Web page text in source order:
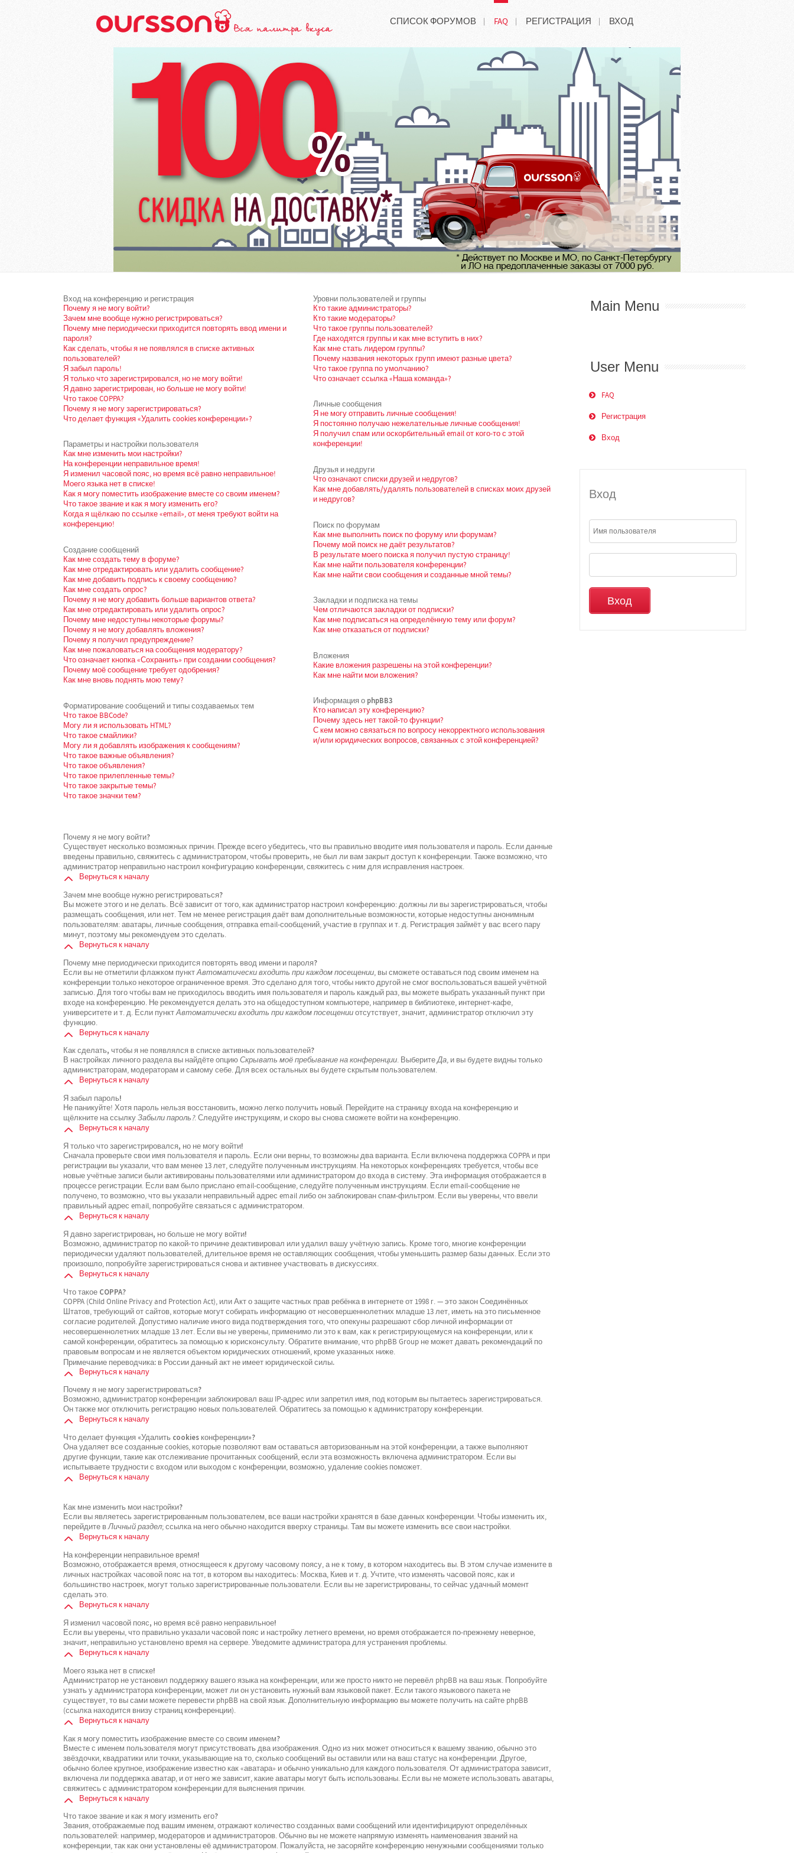
СПИСОК ФОРУМОВ FAQ РЕГИСТРАЦИЯ ВХОД
Вход на конференцию и регистрация
Почему я не могу войти?
Зачем мне вообще нужно регистрироваться?
Почему мне периодически приходится повторять ввод имени и
пароля?
Как сделать, чтобы я не появлялся в списке активных
пользователей?
Я забыл пароль!
Я только что зарегистрировался, но не могу войти!
Я давно зарегистрирован, но больше не могу войти!
Что такое COPPA?
Почему я не могу зарегистрироваться?
Что делает функция «Удалить cookies конференции»?
Параметры и настройки пользователя
Как мне изменить мои настройки?
На конференции неправильное время!
Я изменил часовой пояс, но время всё равно неправильное!
Моего языка нет в списке!
Как я могу поместить изображение вместе со своим именем?
Что такое звание и как я могу изменить его?
Когда я щёлкаю по ссылке «email», от меня требуют войти на
конференцию!
Создание сообщений
Как мне создать тему в форуме?
Как мне отредактировать или удалить сообщение?
Как мне добавить подпись к своему сообщению?
Как мне создать опрос?
Почему я не могу добавить больше вариантов ответа?
Как мне отредактировать или удалить опрос?
Почему мне недоступны некоторые форумы?
Почему я не могу добавлять вложения?
Почему я получил предупреждение?
Как мне пожаловаться на сообщения модератору?
Что означает кнопка «Сохранить» при создании сообщения?
Почему моё сообщение требует одобрения?
Как мне вновь поднять мою тему?
Форматирование сообщений и типы создаваемых тем
Что такое BBCode?
Могу ли я использовать HTML?
Что такое смайлики?
Могу ли я добавлять изображения к сообщениям?
Что такое важные объявления?
Что такое объявления?
Что такое прилепленные темы?
Что такое закрытые темы?
Что такое значки тем?
Уровни пользователей и группы
Кто такие администраторы?
Кто такие модераторы?
Что такое группы пользователей?
Где находятся группы и как мне вступить в них?
Как мне стать лидером группы?
Почему названия некоторых групп имеют разные цвета?
Что такое группа по умолчанию?
Что означает ссылка «Наша команда»?
Личные сообщения
Я не могу отправить личные сообщения!
Я постоянно получаю нежелательные личные сообщения!
Я получил спам или оскорбительный email от кого-то с этой
конференции!
Друзья и недруги
Что означают списки друзей и недругов?
Как мне добавлять/удалять пользователей в списках моих друзей
и недругов?
Поиск по форумам
Как мне выполнить поиск по форуму или форумам?
Почему мой поиск не даёт результатов?
В результате моего поиска я получил пустую страницу!
Как мне найти пользователя конференции?
Как мне найти свои сообщения и созданные мной темы?
Закладки и подписка на темы
Чем отличаются закладки от подписки?
Как мне подписаться на определённую тему или форум?
Как мне отказаться от подписки?
Вложения
Какие вложения разрешены на этой конференции?
Как мне найти мои вложения?
Информация о phpBB3
Кто написал эту конференцию?
Почему здесь нет такой-то функции?
С кем можно связаться по вопросу некорректного использования
и/или юридических вопросов, связанных с этой конференцией?
Почему я не могу войти?
Существует несколько возможных причин. Прежде всего убедитесь, что вы правильно вводите имя пользователя и пароль. Если данные
введены правильно, свяжитесь с администратором, чтобы проверить, не был ли вам закрыт доступ к конференции. Также возможно, что
администратор неправильно настроил конфигурацию конференции, свяжитесь с ним для исправления настроек.
Вернуться к началу
Зачем мне вообще нужно регистрироваться?
Вы можете этого и не делать. Всё зависит от того, как администратор настроил конференцию: должны ли вы зарегистрироваться, чтобы
размещать сообщения, или нет. Тем не менее регистрация даёт вам дополнительные возможности, которые недоступны анонимным
пользователям: аватары, личные сообщения, отправка email-сообщений, участие в группах и т. д. Регистрация займёт у вас всего пару
минут, поэтому мы рекомендуем это сделать.
Вернуться к началу
Почему мне периодически приходится повторять ввод имени и пароля?
Если вы не отметили флажком пунктАвтоматически входить при каждом посещении, вы сможете оставаться под своим именем на
конференции только некоторое ограниченное время. Это сделано для того, чтобы никто другой не смог воспользоваться вашей учётной
записью. Для того чтобы вам не приходилось вводить имя пользователя и пароль каждый раз, вы можете выбрать указанный пункт при
входе на конференцию. Не рекомендуется делать это на общедоступном компьютере, например в библиотеке, интернет-кафе,
университете и т. д. Если пунктАвтоматически входить при каждом посещенииотсутствует, значит, администратор отключил эту
функцию.
Вернуться к началу
Как сделать, чтобы я не появлялся в списке активных пользователей?
В настройках личного раздела вы найдёте опциюСкрывать моё пребывание на конференции. ВыберитеДа, и вы будете видны только
администраторам, модераторам и самому себе. Для всех остальных вы будете скрытым пользователем.
Вернуться к началу
Я забыл пароль!
Не паникуйте! Хотя пароль нельзя восстановить, можно легко получить новый. Перейдите на страницу входа на конференцию и
щёлкните на ссылкуЗабыли пароль?. Следуйте инструкциям, и скоро вы снова сможете войти на конференцию.
Вернуться к началу
Я только что зарегистрировался, но не могу войти!
Сначала проверьте свои имя пользователя и пароль. Если они верны, то возможны два варианта. Если включена поддержка COPPA и при
регистрации вы указали, что вам менее 13 лет, следуйте полученным инструкциям. На некоторых конференциях требуется, чтобы все
новые учётные записи были активированы пользователями или администратором до входа в систему. Эта информация отображается в
процессе регистрации. Если вам было прислано email-сообщение, следуйте полученным инструкциям. Если email-сообщение не
получено, то возможно, что вы указали неправильный адрес email либо он заблокирован спам-фильтром. Если вы уверены, что ввели
правильный адрес email, попробуйте связаться с администратором.
Вернуться к началу
Я давно зарегистрирован, но больше не могу войти!
Возможно, администратор по какой-то причине деактивировал или удалил вашу учётную запись. Кроме того, многие конференции
периодически удаляют пользователей, длительное время не оставляющих сообщения, чтобы уменьшить размер базы данных. Если это
произошло, попробуйте зарегистрироваться снова и активнее участвовать в дискуссиях.
Вернуться к началу
Что такое COPPA?
COPPA (Child Online Privacy and Protection Act), или Акт о защите частных прав ребёнка в интернете от 1998 г. — это закон Соединённых
Штатов, требующий от сайтов, которые могут собирать информацию от несовершеннолетних младше 13 лет, иметь на это письменное
согласие родителей. Допустимо наличие иного вида подтверждения того, что опекуны разрешают сбор личной информации от
несовершеннолетних младше 13 лет. Если вы не уверены, применимо ли это к вам, как к регистрирующемуся на конференции, или к
самой конференции, обратитесь за помощью к юрисконсульту. Обратите внимание, что phpBB Group не может давать рекомендаций по
правовым вопросам и не является объектом юридических отношений, кроме указанных ниже.
Примечание переводчика: в России данный акт не имеет юридической силы.
Вернуться к началу
Почему я не могу зарегистрироваться?
Возможно, администратор конференции заблокировал ваш IP-адрес или запретил имя, под которым вы пытаетесь зарегистрироваться.
Он также мог отключить регистрацию новых пользователей. Обратитесь за помощью к администратору конференции.
Вернуться к началу
Что делает функция «Удалить cookies конференции»?
Она удаляет все созданные cookies, которые позволяют вам оставаться авторизованным на этой конференции, а также выполняют
другие функции, такие как отслеживание прочитанных сообщений, если эта возможность включена администратором. Если вы
испытываете трудности с входом или выходом с конференции, возможно, удаление cookies поможет.
Вернуться к началу
Как мне изменить мои настройки?
Если вы являетесь зарегистрированным пользователем, все ваши настройки хранятся в базе данных конференции. Чтобы изменить их,
перейдите вЛичный раздел; ссылка на него обычно находится вверху страницы. Там вы можете изменить все свои настройки.
Вернуться к началу
На конференции неправильное время!
Возможно, отображается время, относящееся к другому часовому поясу, а не к тому, в котором находитесь вы. В этом случае измените в
личных настройках часовой пояс на тот, в котором вы находитесь: Москва, Киев и т. д. Учтите, что изменять часовой пояс, как и
большинство настроек, могут только зарегистрированные пользователи. Если вы не зарегистрированы, то сейчас удачный момент
сделать это.
Вернуться к началу
Я изменил часовой пояс, но время всё равно неправильное!
Если вы уверены, что правильно указали часовой пояс и настройку летнего времени, но время отображается по-прежнему неверное,
значит, неправильно установлено время на сервере. Уведомите администратора для устранения проблемы.
Вернуться к началу
Моего языка нет в списке!
Администратор не установил поддержку вашего языка на конференции, или же просто никто не перевёл phpBB на ваш язык. Попробуйте
узнать у администратора конференции, может ли он установить нужный вам языковой пакет. Если такого языкового пакета не
существует, то вы сами можете перевести phpBB на свой язык. Дополнительную информацию вы можете получить на сайте phpBB
(ссылка находится внизу страниц конференции).
Вернуться к началу
Как я могу поместить изображение вместе со своим именем?
Вместе с именем пользователя могут присутствовать два изображения. Одно из них может относиться к вашему званию, обычно это
звёздочки, квадратики или точки, указывающие на то, сколько сообщений вы оставили или на ваш статус на конференции. Другое,
обычно более крупное, изображение известно как «аватара» и обычно уникально для каждого пользователя. От администратора зависит,
включена ли поддержка аватар, и от него же зависит, какие аватары могут быть использованы. Если вы не можете использовать аватары,
свяжитесь с администратором конференции для выяснения причин.
Вернуться к началу
Что такое звание и как я могу изменить его?
Звания, отображаемые под вашим именем, отражают количество созданных вами сообщений или идентифицируют определённых
пользователей: например, модераторов и администраторов. Обычно вы не можете напрямую изменять наименования званий на
конференции, так как они установлены её администратором. Пожалуйста, не засоряйте конференцию ненужными сообщениями только
Main Menu
User Menu
FAQ
Регистрация
Вход
Вход